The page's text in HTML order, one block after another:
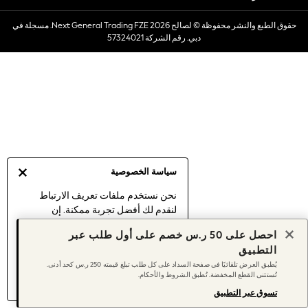
سياسة الخصوصية
نحن نستخدم ملفات تعريف الارتباط
لنقدم لك أفضل تجربة ممكنة. إن
موافقتك على استخدامنا لملفات تعريف
اكتشف المزيد عن إدارة إعدادات ملفات
تعريف الارتباط (الكوكيز).
Dresses
Occasionwear
Sets & Outfits
Sun Hats & Caps
Women's Holiday Shop
Women's Travel Styles
Dresses
Occasionwear
Linen Collection
Tops & T-Shirts
حقوق الطبع والنشر محفوظة © لصالح 2026 Next General Trading FZE. مسجلة في
دبي. رقم الشركة 57324021
احصل على 50 ر.س خصم على أول طلب عبر
التطبيق
يُطبق العرض تلقائيًا في صفحة السداد على كل طلب تبلغ قيمته 250 ر.س كحد أدنى.
تُستثنى القطع المخفضة. تُطبق الشروط والأحكام.
تسوق عبر التطبيق